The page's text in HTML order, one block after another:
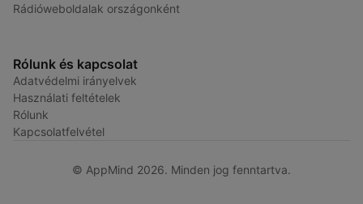
Rádióweboldalak országonként
Rólunk és kapcsolat
Adatvédelmi irányelvek
Használati feltételek
Rólunk
Kapcsolatfelvétel
© AppMind 2026. Minden jog fenntartva.